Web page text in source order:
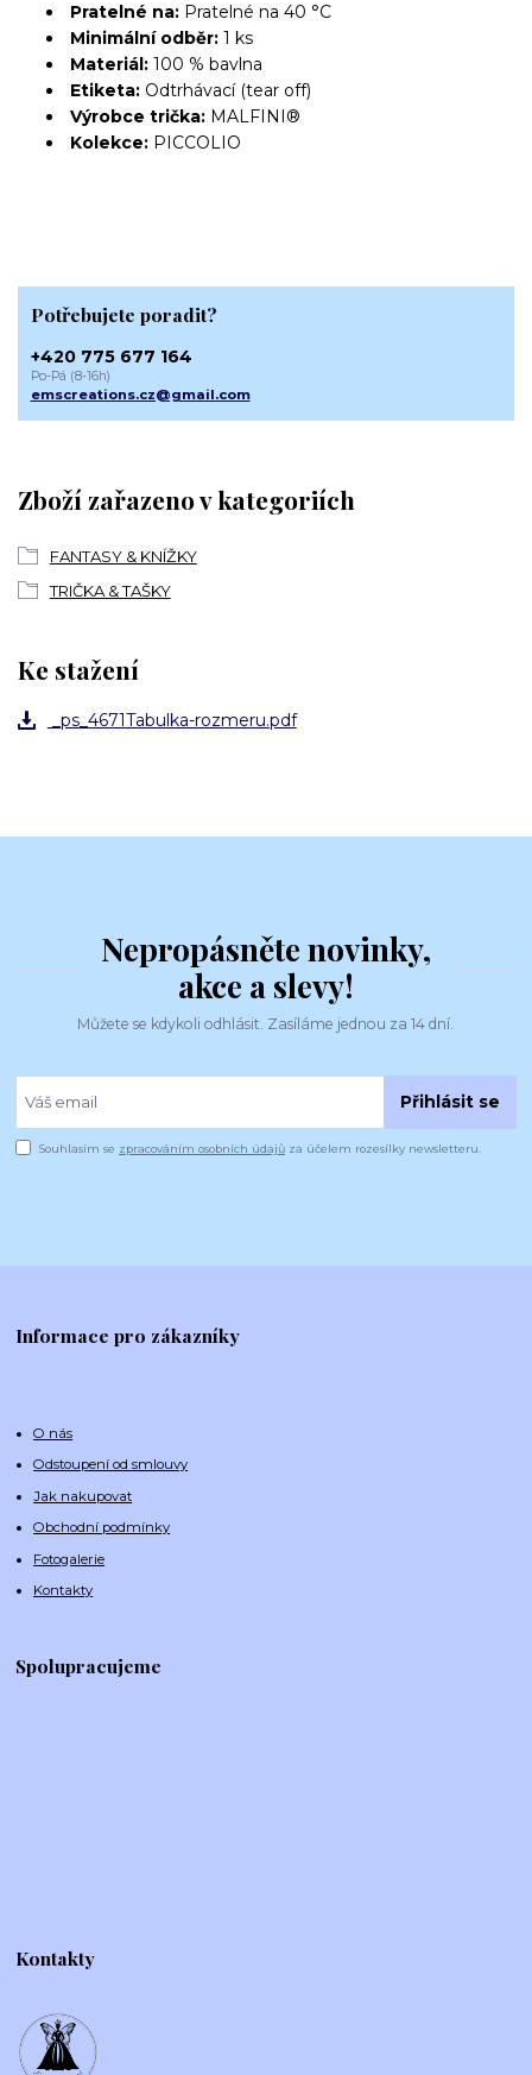
Pratelné na: Pratelné na 40 °C
Minimální odběr: 1 ks
Materiál: 100 % bavlna
Etiketa: Odtrhávací (tear off)
Výrobce trička: MALFINI®
Kolekce: PICCOLIO
Zboží zařazeno v kategoriích
FANTASY & KNÍŽKY
TRIČKA & TAŠKY
Potřebujete poradit?
+420 775 677 164
Po-Pá (8-16h)
emscreations.cz@gmail.com
Ke stažení
_ps_4671Tabulka-rozmeru.pdf
Nepropásněte novinky,
akce a slevy!
Můžete se kdykoli odhlásit. Zasíláme jednou za 14 dní.
Přihlásit se
Souhlasím se zpracováním osobních údajů za účelem rozesílky newsletteru.
Informace pro zákazníky
O nás
Odstoupení od smlouvy
Jak nakupovat
Obchodní podmínky
Fotogalerie
Kontakty
Spolupracujeme
Kontakty